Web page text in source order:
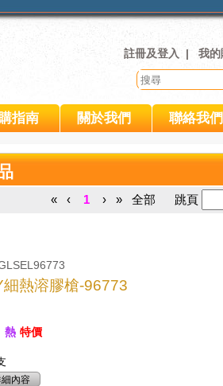
註冊及登入 | 我的
指南 關於我們 聯絡我們
« ‹ 1 › » 全部 跳頁
熱溶膠槍-96773
熱 特價
內容